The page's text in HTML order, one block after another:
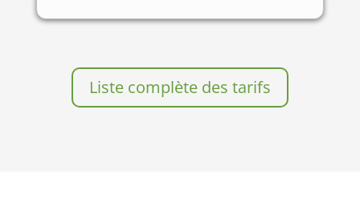
Liste complète des tarifs